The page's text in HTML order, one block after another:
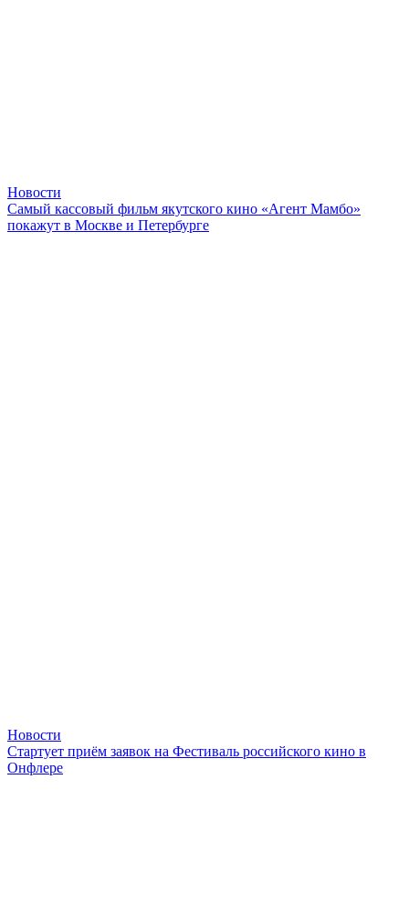
Новости
Самый кассовый фильм якутского кино «Агент Мамбо»
покажут в Москве и Петербурге
Новости
Стартует приём заявок на Фестиваль российского кино в
Онфлере